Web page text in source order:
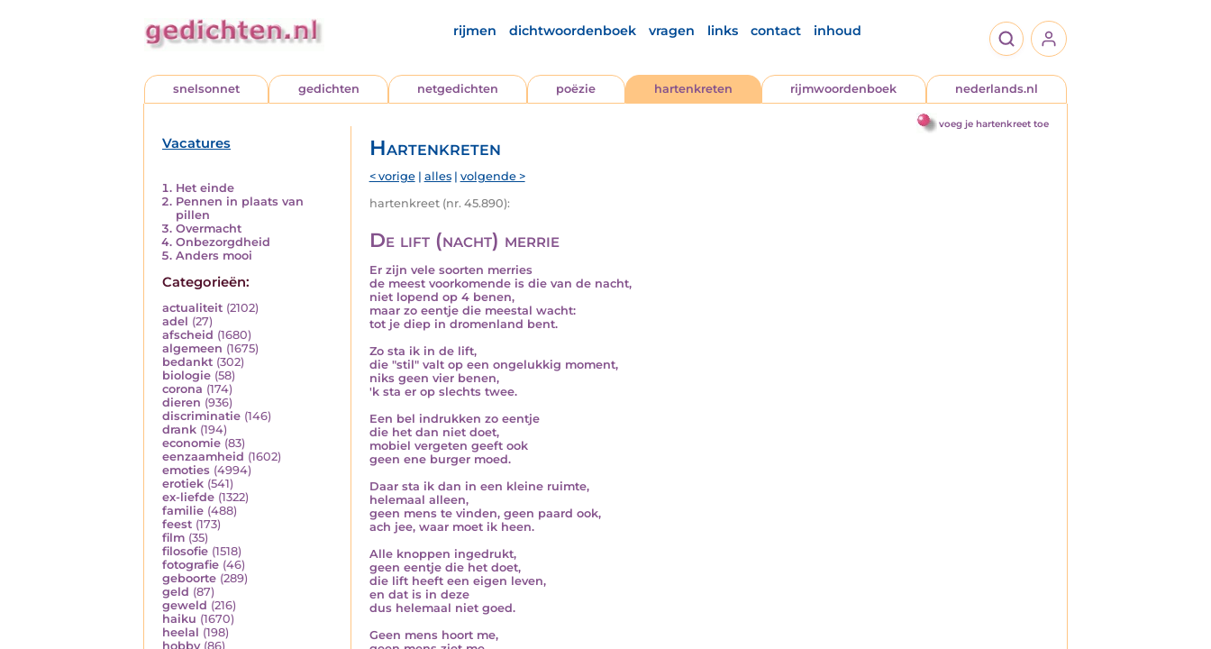
rijmen dichtwoordenboek vragen links contact inhoud
snelsonnet gedichten netgedichten poëzie hartenkreten rijmwoordenboek nederlands.nl
voeg je hartenkreet toe
Vacatures
Het einde
Pennen in plaats van
pillen
Overmacht
Onbezorgdheid
Anders mooi
Categorieën:
actualiteit (2102)
adel (27)
afscheid (1680)
algemeen (1675)
bedankt (302)
biologie (58)
corona (174)
dieren (936)
discriminatie (146)
drank (194)
economie (83)
eenzaamheid (1602)
emoties (4994)
erotiek (541)
ex-liefde (1322)
familie (488)
feest (173)
film (35)
filosofie (1518)
fotografie (46)
geboorte (289)
geld (87)
geweld (216)
haiku (1670)
heelal (198)
hobby (86)
Hartenkreten
< vorige| alles| volgende >
hartenkreet (nr. 45.890):
De lift (nacht) merrie
Er zijn vele soorten merries
de meest voorkomende is die van de nacht,
niet lopend op 4 benen,
maar zo eentje die meestal wacht:
tot je diep in dromenland bent.
Zo sta ik in de lift,
die "stil" valt op een ongelukkig moment,
niks geen vier benen,
'k sta er op slechts twee.
Een bel indrukken zo eentje
die het dan niet doet,
mobiel vergeten geeft ook
geen ene burger moed.
Daar sta ik dan in een kleine ruimte,
helemaal alleen,
geen mens te vinden, geen paard ook,
ach jee, waar moet ik heen.
Alle knoppen ingedrukt,
geen eentje die het doet,
die lift heeft een eigen leven,
en dat is in deze
dus helemaal niet goed.
Geen mens hoort me,